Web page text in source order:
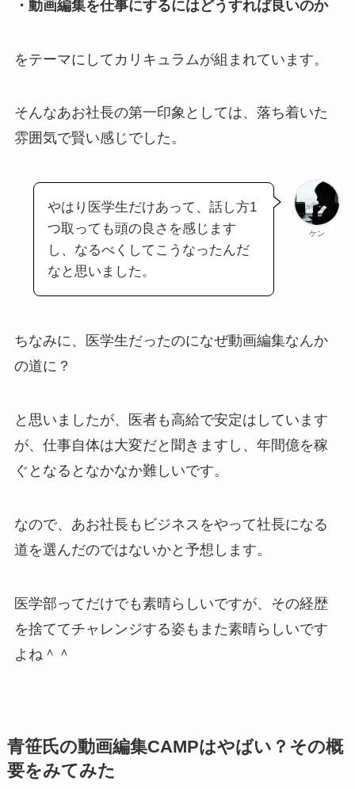
・動画編集を仕事にするにはどうすれば良いのか
をテーマにしてカリキュラムが組まれています。
そんなあお社長の第一印象としては、落ち着いた
雰囲気で賢い感じでした。
ケン
やはり医学生だけあって、話し方1
つ取っても頭の良さを感じます
し、なるべくしてこうなったんだ
なと思いました。
ちなみに、医学生だったのになぜ動画編集なんか
の道に？
と思いましたが、医者も高給で安定はしています
が、仕事自体は大変だと聞きますし、年間億を稼
ぐとなるとなかなか難しいです。
なので、あお社長もビジネスをやって社長になる
道を選んだのではないかと予想します。
医学部ってだけでも素晴らしいですが、その経歴
を捨ててチャレンジする姿もまた素晴らしいです
よね＾＾
青笹氏の動画編集CAMPはやばい？その概
要をみてみた